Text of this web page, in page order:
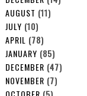
AUGUST (11)
JULY (10)
APRIL (78)
JANUARY (85)
DECEMBER (47)
NOVEMBER (7)